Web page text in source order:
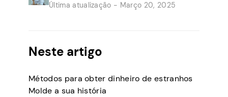
Última atualização - Março 20, 2025
Neste artigo
Métodos para obter dinheiro de estranhos
Molde a sua história